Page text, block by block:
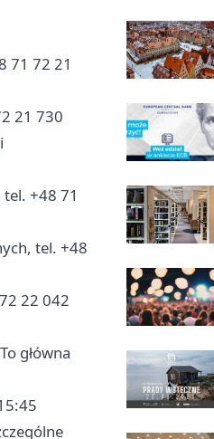
71 72 21
21 730
+48 71
tel. +48
22 042
główna